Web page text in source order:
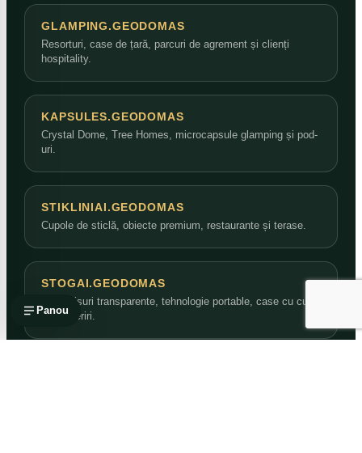
Panou
GLAMPING.GEODOMAS
Resorturi, case de țară, parcuri de agrement și clienți
hospitality.
KAPSULES.GEODOMAS
Crystal Dome, Tree Homes, microcapsule glamping și pod-
uri.
STIKLINIAI.GEODOMAS
Cupole de sticlă, obiecte premium, restaurante și terase.
STOGAI.GEODOMAS
Acoperișuri transparente, tehnologie portable, case cu curte
și acoperiri.